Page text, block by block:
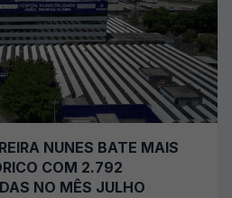
NUNES BATE MAIS
COM 2.792
NO MÊS JULHO